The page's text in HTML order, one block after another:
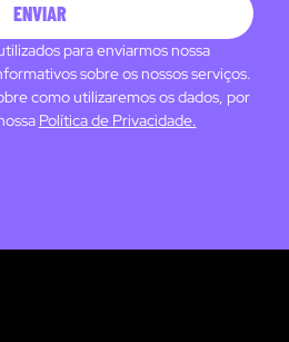
ENVIAR
para enviarmos nossa
sobre os nossos serviços.
como utilizaremos os dados, por
Política de Privacidade.